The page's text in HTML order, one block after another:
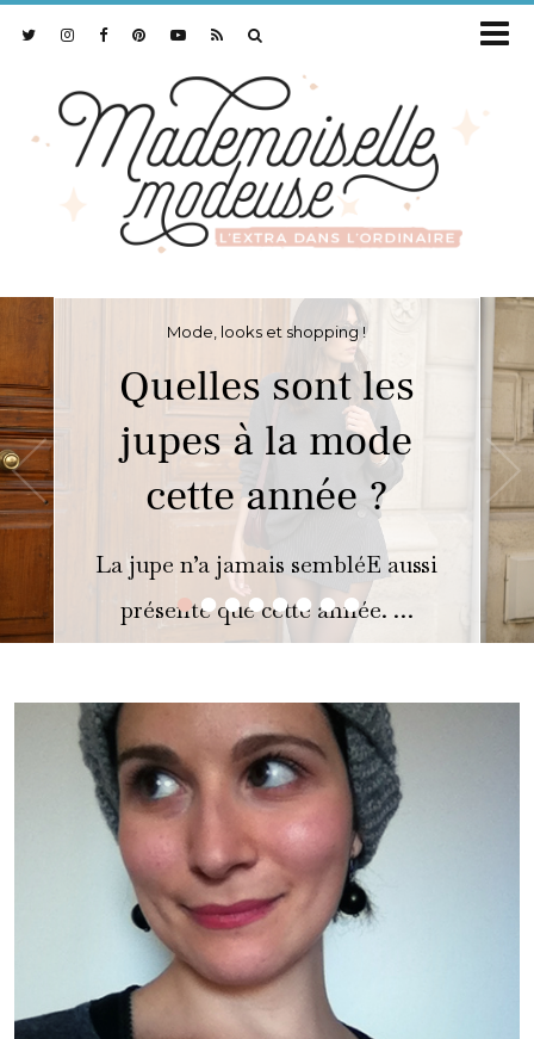
••••••••
Mode, looks et shopping !
Quelles sont les
jupes à la mode
cette année ?
La jupe n’a jamais sembléE aussi
présente que cette année. …